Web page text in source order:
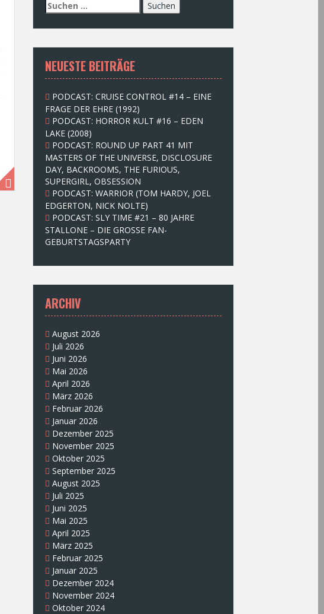
S
u
c
e
n
n
c
h
:
NEUESTE BEITRÄGE
PODCAST: CRUISE CONTROL #14 – EINE
FRAGE DER EHRE (1992)
PODCAST: HORROR KULT #16 – EDEN
LAKE (2008)
PODCAST: ROUND UP PART 41 MIT
MASTERS OF THE UNIVERSE, DISCLOSURE
DAY, BACKROOMS, THE FURIOUS,
SUPERGIRL, OBSESSION
PODCAST: WARRIOR (TOM HARDY, JOEL
EDGERTON, NICK NOLTE)
PODCAST: SLY TIME #21 – 80 JAHRE
STALLONE – DIE GROSSE FAN-
GEBURTSTAGSPARTY
ARCHIV
August 2026
Juli 2026
Juni 2026
Mai 2026
April 2026
März 2026
Februar 2026
Januar 2026
Dezember 2025
November 2025
Oktober 2025
September 2025
August 2025
Juli 2025
Juni 2025
Mai 2025
April 2025
März 2025
Februar 2025
Januar 2025
Dezember 2024
November 2024
Oktober 2024